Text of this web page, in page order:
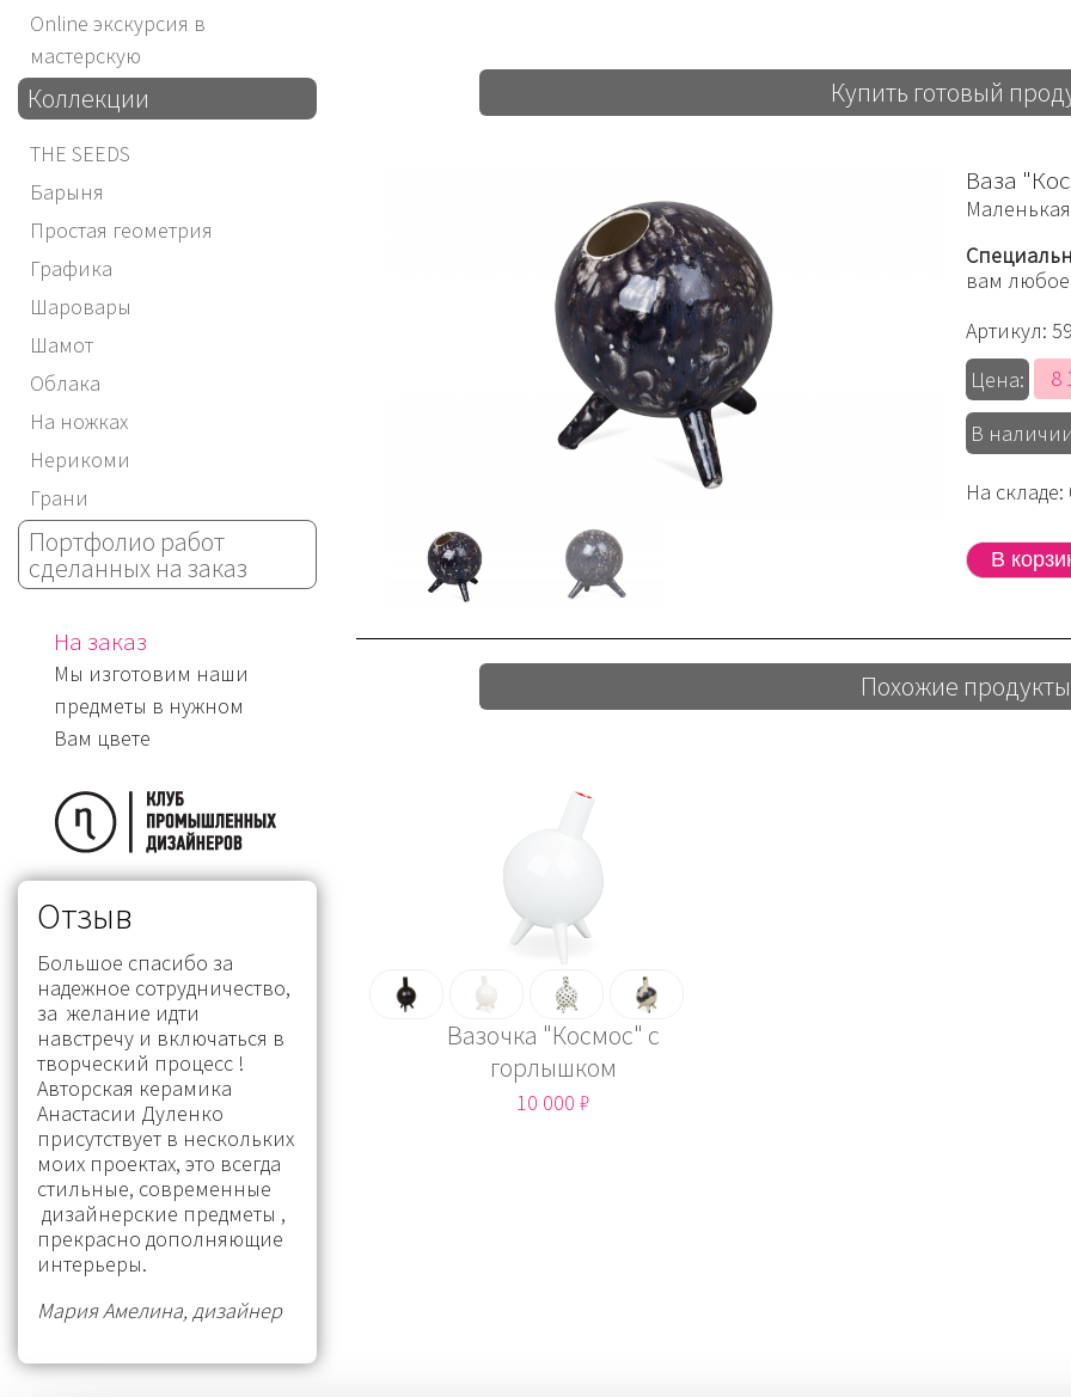
Online экскурсия в
мастерскую
Коллекции
THE SEEDS
Барыня
Простая геометрия
Графика
Шаровары
Шамот
Облака
На ножках
Нерикоми
Грани
Портфолио работ
сделанных на заказ
На заказ
Мы изготовим наши
предметы в нужном
Вам цвете
Отзыв
Большое спасибо за
надежное сотрудничество,
за желание идти
навстречу и включаться в
творческий процесс !
Авторская керамика
Анастасии Дуленко
присутствует в нескольких
моих проектах, это всегда
стильные, современные
дизайнерские предметы ,
прекрасно дополняющие
интерьеры.
Мария Амелина, дизайнер
Купить готовый
Ваза
вам
Артикул: 59
Цена:
8
В
На складе:
Похожие продукты
Вазочка "Космос" с
горлышком
10 000 ₽